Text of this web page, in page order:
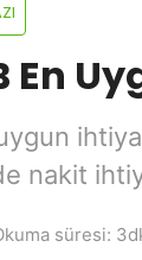
En
nakit
süresi: